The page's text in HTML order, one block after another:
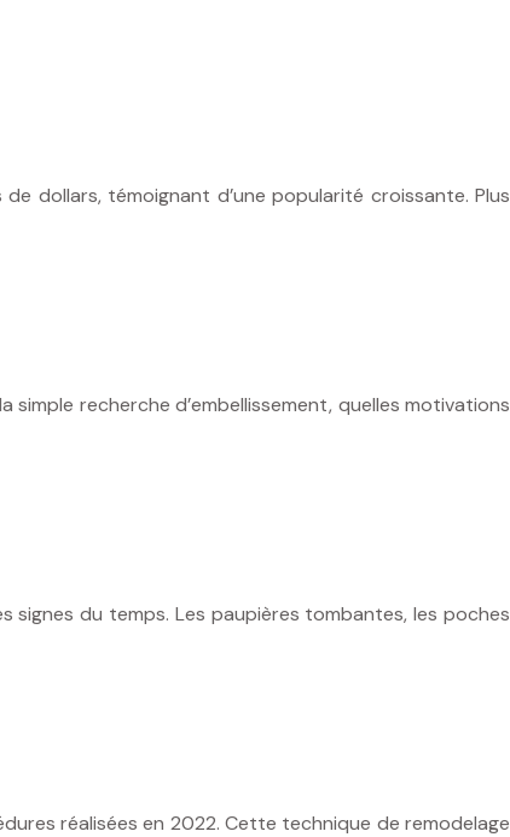
dollars, témoignant d’une popularité croissante. Plus
recherche d’embellissement, quelles motivations
signes du temps. Les paupières tombantes, les poches
réalisées en 2022. Cette technique de remodelage